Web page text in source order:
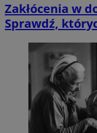
Zakłócenia w
Sprawdź,